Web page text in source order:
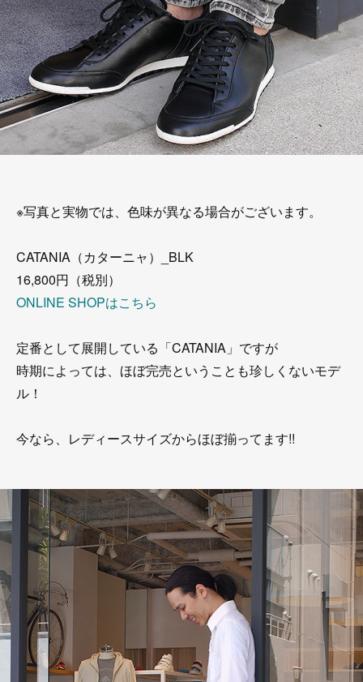
※写真と実物では、色味が異なる場合がございます。
CATANIA（カターニャ）_BLK
16,800円（税別）
ONLINE SHOPはこちら
定番として展開している「CATANIA」ですが
時期によっては、ほぼ完売ということも珍しくないモデ
ル！
今なら、レディースサイズからほぼ揃ってます!!